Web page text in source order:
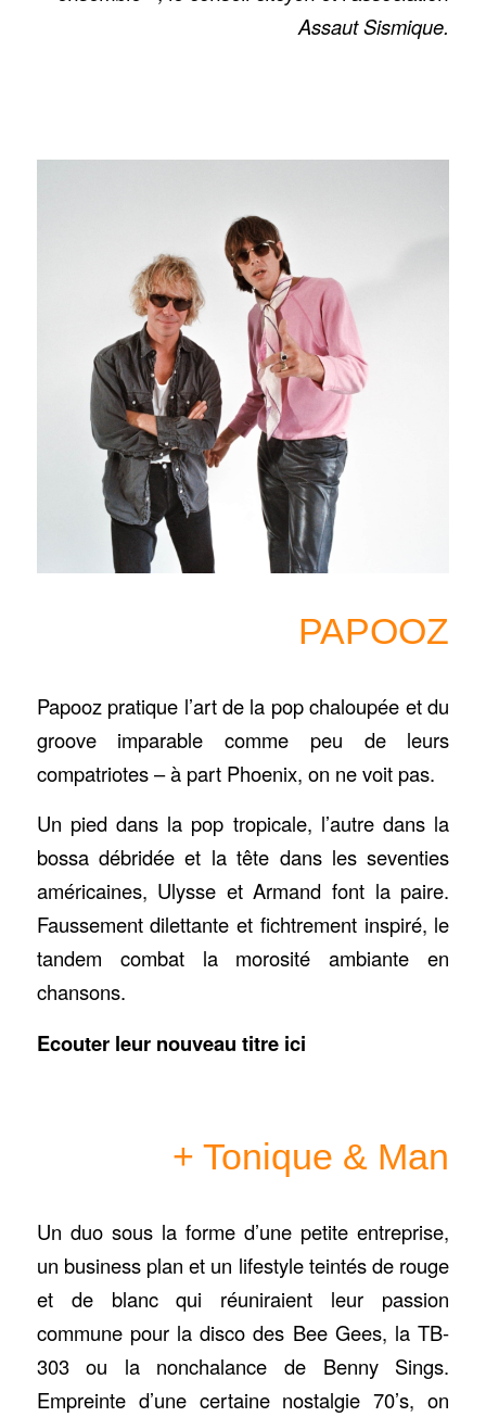
Assaut Sismique.
PAPOOZ
Papooz pratique l’art de la pop chaloupée et du
groove imparable comme peu de leurs
compatriotes – à part Phoenix, on ne voit pas.
Un pied dans la pop tropicale, l’autre dans la
bossa débridée et la tête dans les seventies
américaines, Ulysse et Armand font la paire.
Faussement dilettante et fichtrement inspiré, le
tandem combat la morosité ambiante en
chansons.
Ecouter leur nouveau titre ici
+ Tonique & Man
Un duo sous la forme d’une petite entreprise,
un business plan et un lifestyle teintés de rouge
et de blanc qui réuniraient leur passion
commune pour la disco des Bee Gees, la TB-
303 ou la nonchalance de Benny Sings.
Empreinte d’une certaine nostalgie 70’s, on